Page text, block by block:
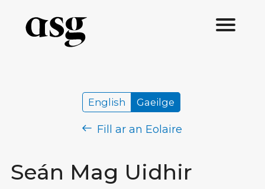
Seán Mag Uidhir
English Gaeilge
Fill ar an Eolaire